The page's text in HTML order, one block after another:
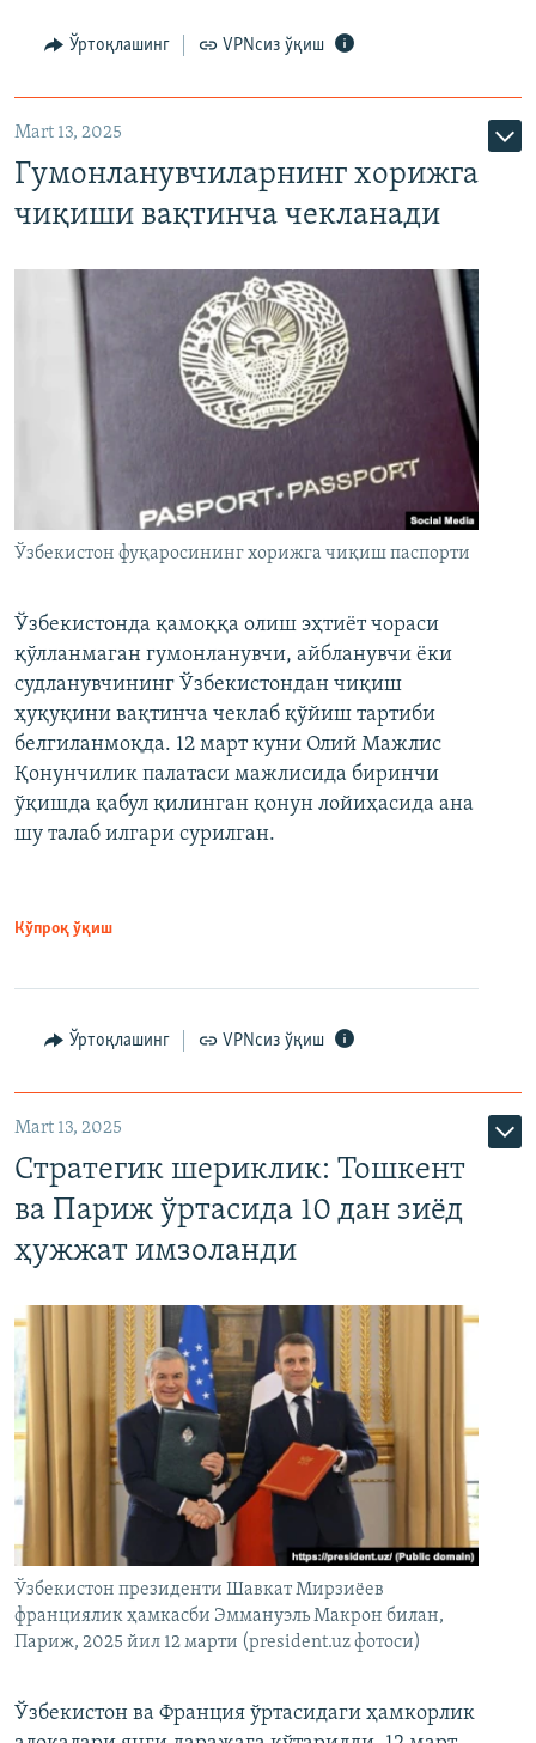
Ўртоқлашинг VPNсиз ўқиш
Mart 13, 2025
Гумонланувчиларнинг хорижга
чиқиши вақтинча чекланади
Ўзбекистон фуқаросининг хорижга чиқиш паспорти
Ўзбекистонда қамоққа олиш эҳтиёт чораси
қўлланмаган гумонланувчи, айбланувчи ёки
судланувчининг Ўзбекистондан чиқиш
ҳуқуқини вақтинча чеклаб қўйиш тартиби
белгиланмоқда. 12 март куни Олий Мажлис
Қонунчилик палатаси мажлисида биринчи
ўқишда қабул қилинган қонун лойиҳасида ана
шу талаб илгари сурилган.
Кўпроқ ўқиш
Ўртоқлашинг VPNсиз ўқиш
Mart 13, 2025
Стратегик шериклик: Тошкент
ва Париж ўртасида 10 дан зиёд
ҳужжат имзоланди
Ўзбекистон президенти Шавкат Мирзиёев
франциялик ҳамкасби Эммануэль Макрон билан,
Париж, 2025 йил 12 марти (president.uz фотоси)
Ўзбекистон ва Франция ўртасидаги ҳамкорлик